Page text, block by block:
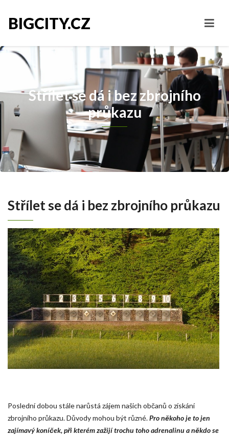
BIGCITY.CZ
Střílet se dá i bez zbrojního
průkazu
Střílet se dá i bez zbrojního průkazu
Poslední dobou stále narůstá zájem našich občanů o získání
zbrojního průkazu. Důvody mohou být různé.Pro někoho je to jen
zajímavý koníček, při kterém zažijí trochu toho adrenalinu a někdo se